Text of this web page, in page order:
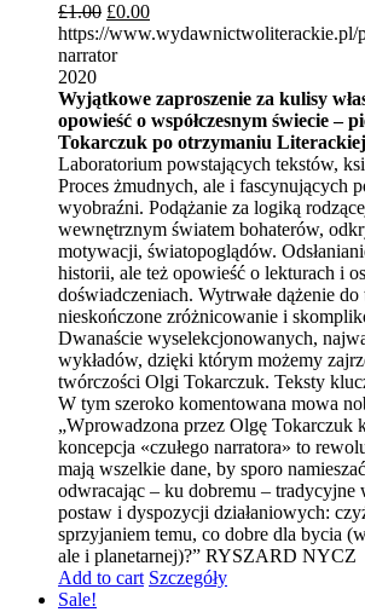
£1.00 £0.00
https://www.wydawnictwoliterackie.pl/
narrator
2020
Wyjątkowe zaproszenie za kulisy
opowieść o współczesnym świecie –
Tokarczuk po otrzymaniu
Laboratorium powstających tekstów,
Proces żmudnych, ale i fascynujących
wyobraźni. Podążanie za logiką
wewnętrznym światem bohaterów,
motywacji, światopoglądów.
historii, ale też opowieść o lekturach i
doświadczeniach. Wytrwałe dążenie
nieskończone zróżnicowanie i
Dwanaście wyselekcjonowanych,
wykładów, dzięki którym możemy
twórczości Olgi Tokarczuk. Teksty
W tym szeroko komentowana mowa
„Wprowadzona przez Olgę Tokarczuk
koncepcja «czułego narratora» to
mają wszelkie dane, by sporo
odwracając – ku dobremu – tradycyjne
postaw i dyspozycji działaniowych:
sprzyjaniem temu, co dobre dla bycia
ale i planetarnej)?” RYSZARD NYCZ
Add to cart Szczegóły
Sale!